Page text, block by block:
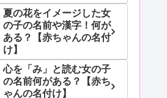
夏の花をイメージした女
の子の名前や漢字！何が
ある？【赤ちゃんの名付
け】
心を「み」と読む女の子
の名前何がある？【赤ち
ゃんの名付け】